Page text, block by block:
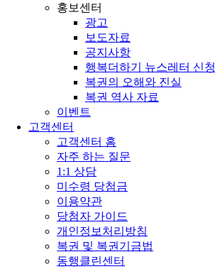
홍보센터
광고
보도자료
공지사항
행복더하기 뉴스레터 신청
복권의 오해와 진실
복권 역사 자료
이벤트
고객센터
고객센터 홈
자주 하는 질문
1:1 상담
미수령 당첨금
이용약관
당첨자 가이드
개인정보처리방침
복권 및 복권기금법
동행클린센터